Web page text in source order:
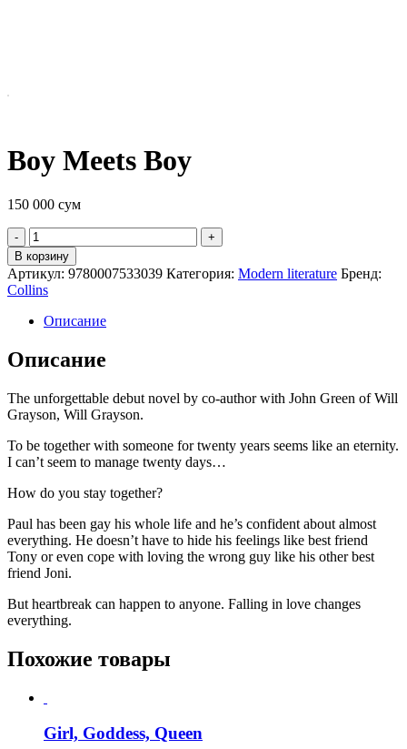
Boy Meets Boy
150 000 сум
Quantity
В корзину
Артикул: 9780007533039 Категория: Modern literature Бренд:
Collins
Описание
Описание
The unforgettable debut novel by co-author with John Green of Will
Grayson, Will Grayson.
To be together with someone for twenty years seems like an eternity.
I can’t seem to manage twenty days…
How do you stay together?
Paul has been gay his whole life and he’s confident about almost
everything. He doesn’t have to hide his feelings like best friend
Tony or even cope with loving the wrong guy like his other best
friend Joni.
But heartbreak can happen to anyone. Falling in love changes
everything.
Похожие товары
Girl, Goddess, Queen